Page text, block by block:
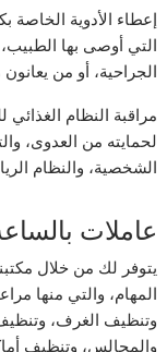
إعطاء الأدوية الخاصة
التي أوصى بها
الجراحية، أو من
مراقبة النظام
لحمايته من العدوى،
الشخصية، والنظام
عاملات
يتوفر لك من خلال
المهام، والتي منها
وتنظيف الغرف،
والمجالس، وتنظيف